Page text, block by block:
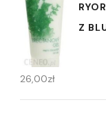
Z
26,00zł